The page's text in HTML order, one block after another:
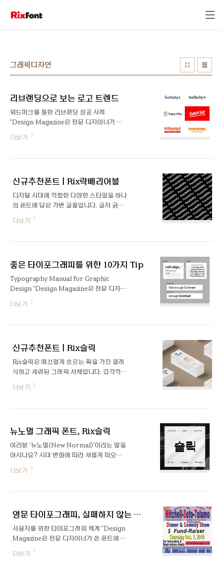
그래픽디자인
리브랜딩으로 보는 로고 트렌드
워드마크를 통한 리브랜딩 성공 사례
"Design Magazine은 전문 디자이너가 쓴
폰트에 대한 글을 공유하는 공간입니다" 기
업 혹은 브랜드가 빠르게 성장하게 되면 이전
티티를 개발하는 과정을 바로 리브랜딩
(Rebranding)이라고 합니다. 큰 규모의 기
기존 브랜드의 팬층이 혼란을 겪거나 거부할
는 작업이기도 합니다. 오늘은 기업과 브랜드
플랫폼인 BrandNew에서 좋은 평가를 받
았던 케이스 12개를 통해 최..
더보기
신규추천폰트 | Rix락배리어블
디지털 시대에 적합한 다양한 스타일을 하나
의 폰트에 담은 가변 글꼴입니다. 글자 굵기,
너비, 고딕-세리프를 모두 사용자가 직접 변
형할 수 있는 활용도 높은 서체입니다.
더보기
좋은 타이포그래피를 위한 10가지 Tip
Typography Manual for Graphic
Design "Design Magazine은 전문 디자
이너가 쓴 폰트에 대한 글을 공유하는 공간입
니다" 본글은 유명 디자인 채널인 The
였습니다. 1. 좌측 정렬하기 영문은 정말 특
별한 경우가 아니라면 좌측 정렬(left-
인되어 있기 때문입니다. 특히 문단일 경우
르게 따라가지 못하여 읽는 속도가 더뎌질 수
하기 하나의 글꼴(혹은 폰트 f..
더보기
신규추천폰트 | Rix슬릭
Rix슬릭은 매끄럽게 흐르는 획을 가진 클래
식하고 세련된 그래픽 서체입니다. 감각적인
쉐입은 패셔너블한 인상을 주며 영문에도 동
일한 느낌을 주었습니다.
더보기
뉴노멀 그래픽 폰트, Rix슬릭
여러분 '뉴노멀(New Normal)'이라는 말을
아시나요? 시대 변화에 따라 새롭게 떠오르
는 기준이나 표준을 뜻하는 용어인데요. '코
로나19로 인해 마스크 패션이 뉴노멀이 되었
흐르는 라인과 절제된 세련미가 묻어나는 역
대급 트렌디한 폰트,「Rix슬릭」입니다. 어떤
폰트일지 기대감 가득 안고, 폰트 디자이너와
의 인터뷰 먼저 들어볼게요! 안녕하세요, 조
소희 디자이너님. Rix열정도 서체 이후 2달
더보기
영문 타이포그래피, 실패하지 않는 법 Part.3
사용자를 위한 타이포그래피 체계 "Design
Magazine은 전문 디자이너가 쓴 폰트에 대
한 글을 공유하는 공간입니다" 텍스트도 체
계가 필요해! 혹시 길을 걷다가 전단지나 포
더보기